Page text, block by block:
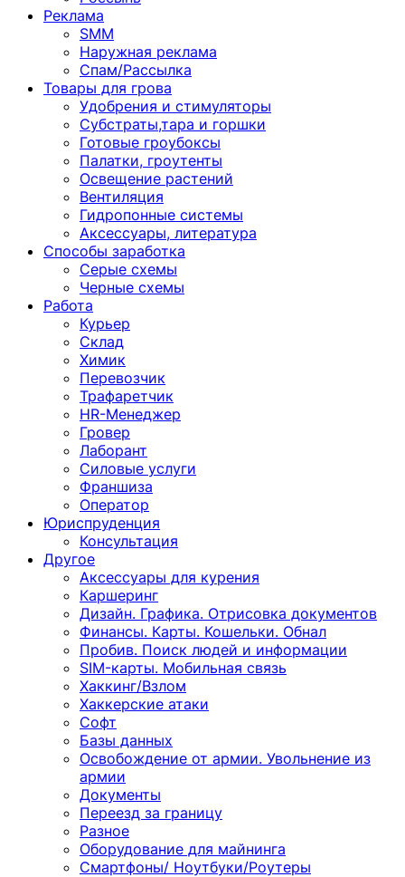
Реклама
SMM
Наружная реклама
Спам/Рассылка
Товары для грова
Удобрения и стимуляторы
Субстраты,тара и горшки
Готовые гроубоксы
Палатки, гроутенты
Освещение растений
Вентиляция
Гидропонные системы
Аксессуары, литература
Способы заработка
Серые схемы
Черные схемы
Работа
Курьер
Склад
Химик
Перевозчик
Трафаретчик
HR-Менеджер
Гровер
Лаборант
Силовые услуги
Франшиза
Оператор
Юриспруденция
Консультация
Другoе
Аксессуары для курения
Каршеринг
Дизайн. Графика. Отрисовка документов
Финансы. Карты. Кошельки. Обнал
Пробив. Поиск людей и информации
SIM-карты. Мобильная связь
Хаккинг/Взлом
Хаккерские атаки
Софт
Базы данных
Освобождение от армии. Увольнение из
армии
Документы
Переезд за границу
Разное
Оборудование для майнинга
Смартфоны/ Ноутбуки/Роутеры